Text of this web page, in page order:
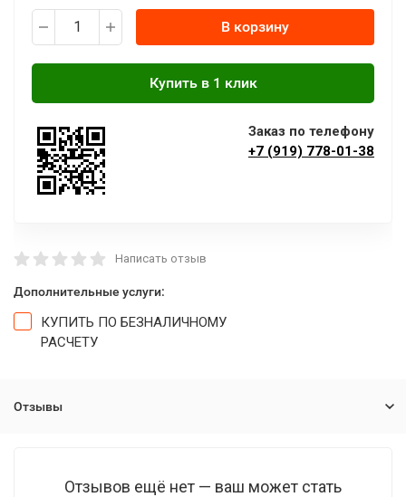
В корзину
Заказ по телефону
+7 (919) 778-01-38
Написать отзыв
Дополнительные услуги:
КУПИТЬ ПО БЕЗНАЛИЧНОМУ
РАСЧЕТУ
Отзывы
Отзывов ещё нет — ваш может стать